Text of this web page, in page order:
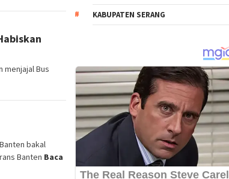
menjajal Bus
bakal
Banten Baca
KABUPATEN SERANG